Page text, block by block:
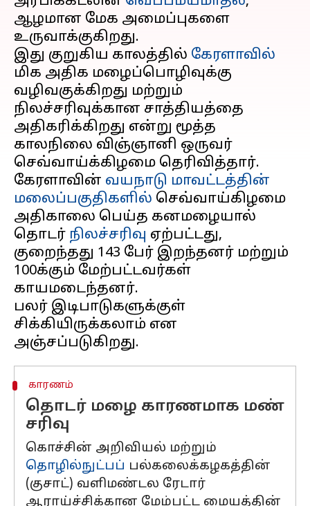
ஆழமான மேக அமைப்புகளை
உருவாக்குகிறது.
இது குறுகிய காலத்தில் கேரளாவில்
மிக அதிக மழைப்பொழிவுக்கு
வழிவகுக்கிறது மற்றும்
நிலச்சரிவுக்கான சாத்தியத்தை
அதிகரிக்கிறது என்று மூத்த
காலநிலை விஞ்ஞானி ஒருவர்
செவ்வாய்க்கிழமை தெரிவித்தார்.
கேரளாவின் வயநாடு மாவட்டத்தின்
மலைப்பகுதிகளில் செவ்வாய்கிழமை
அதிகாலை பெய்த கனமழையால்
தொடர் நிலச்சரிவு ஏற்பட்டது,
குறைந்தது 143 பேர் இறந்தனர் மற்றும்
100க்கும் மேற்பட்டவர்கள்
காயமடைந்தனர்.
பலர் இடிபாடுகளுக்குள்
சிக்கியிருக்கலாம் என
காரணம்
தொடர் மழை காரணமாக மண்
சரிவு
கொச்சின் அறிவியல் மற்றும்
தொழில்நுட்பப் பல்கலைக்கழகத்தின்
(குசாட்) வளிமண்டல ரேடார்
ஆராய்ச்சிக்கான மேம்பட்ட மையத்தின்